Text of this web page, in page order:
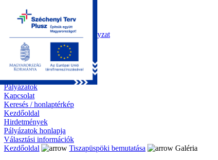
Kezdőoldal
Önkormányzat
Polgármesteri Hivatal
Roma Nemzetiségi Önkormányzat
Elektronikus ügyintézés
Közérdekű információk
Tiszapüspöki bemutatása
Galéria
Díjazottaink
Pályázatok
Kapcsolat
Keresés / honlaptérkép
Kezdőoldal
Hirdetmények
Pályázatok honlapja
Választási információk
Kezdőoldal
Tiszapüspöki bemutatása
Galéria